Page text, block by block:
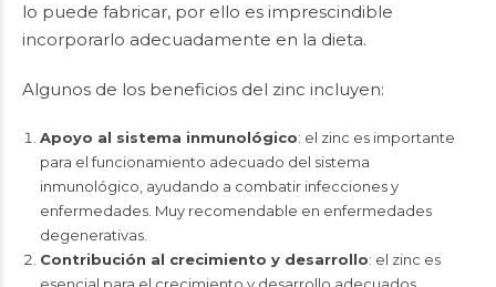
lo puede fabricar, por ello es imprescindible
incorporarlo adecuadamente en la dieta.
Algunos de los beneficios del zinc incluyen:
Apoyo al sistema inmunológico: el zinc es importante
para el funcionamiento adecuado del sistema
inmunológico, ayudando a combatir infecciones y
enfermedades. Muy recomendable en enfermedades
degenerativas.
Contribución al crecimiento y desarrollo: el zinc es